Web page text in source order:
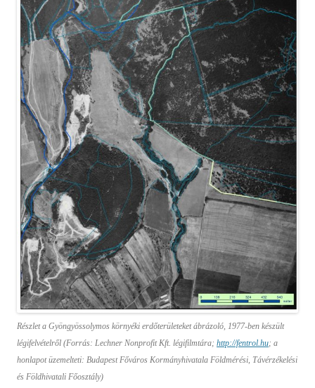
Részlet a Gyöngyössolymos környéki erdőterületeket ábrázoló, 1977-ben készült
légifelvételről (Forrás: Lechner Nonprofit Kft. légifilmtára; http://fentrol.hu; a
honlapot üzemelteti: Budapest Főváros Kormányhivatala Földmérési, Távérzékelési
és Földhivatali Főosztály)